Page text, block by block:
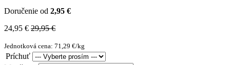
Doručenie od 2,95 €
24,95 € 29,95 €
Jednotková cena: 71,29 €/kg
Príchuť